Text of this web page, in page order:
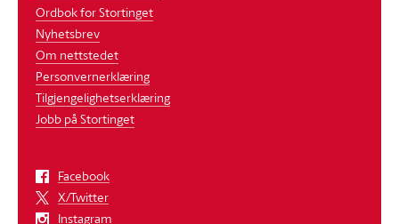
Ordbok for Stortinget
Nyhetsbrev
Om nettstedet
Personvernerklæring
Tilgjengelighetserklæring
Jobb på Stortinget
Facebook
X/Twitter
Instagram